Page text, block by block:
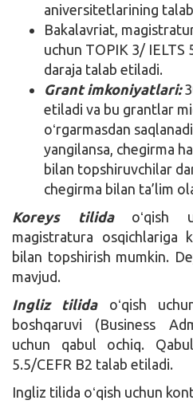
aniversitetlarining
Bakalavriat,
uchun TOPIK 3/ IELTS
daraja talab etiladi.
Grant imkoniyatlari:
etiladi va bu grantlar
oʻrgarmasdan
yangilansa, chegirma
bilan topshiruvchilar
chegirma bilan ta’lim
Koreys tilidaoʻqish
magistratura osqichlariga
bilan topshirish mumkin.
mavjud.
Ingliz tilida
oʻqish
boshqaruvi (Business
uchun qabul ochiq.
5.5/CEFR B2 talab etiladi.
Ingliz tilida oʻqish uchun